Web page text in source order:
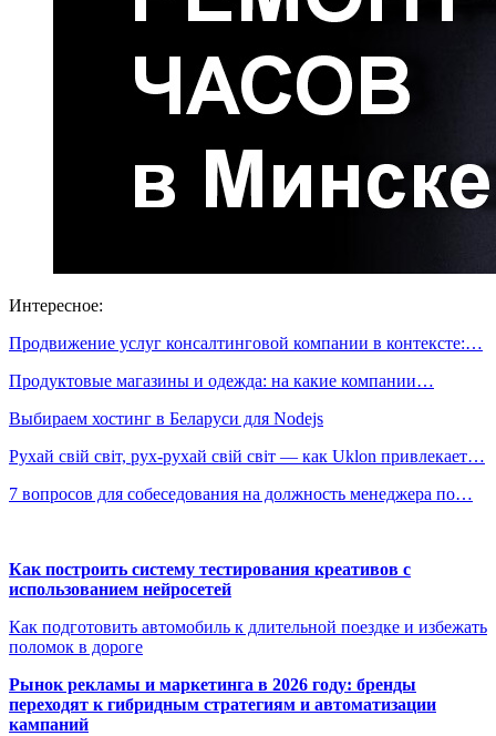
Интересное:
Продвижение услуг консалтинговой компании в контексте:…
Продуктовые магазины и одежда: на какие компании…
Выбираем хостинг в Беларуси для Nodejs
Рухай свій світ, рух-рухай свій світ — как Uklon привлекает…
7 вопросов для собеседования на должность менеджера по…
Как построить систему тестирования креативов с
использованием нейросетей
Как подготовить автомобиль к длительной поездке и избежать
поломок в дороге
Рынок рекламы и маркетинга в 2026 году: бренды
переходят к гибридным стратегиям и автоматизации
кампаний